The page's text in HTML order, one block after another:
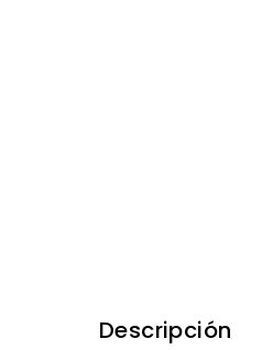
Descripción